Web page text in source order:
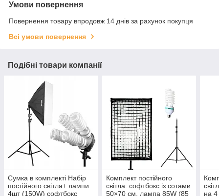
Умови повернення
Повернення товару впродовж 14 днів за рахунок покупця
Всі умови повернення
Подібні товари компанії
Сумка в комплекті Набір
постійного світла+ лампи
4шт (150W) софтбокс
Комплект постійного
світла: софтбокс із сотами
50×70 см, лампа 85W (85
на